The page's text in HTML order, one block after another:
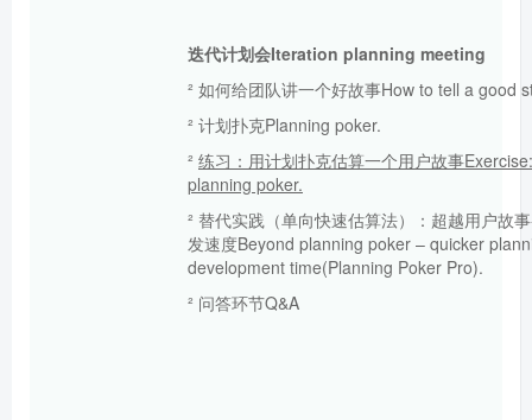
迭代计划会Iteration planning meeting
² 如何给团队讲一个好故事How to tell a good
² 计划扑克Planning poker.
² 练习：用计划扑克估算一个用户故事
planning poker.
² 替代实践（单向快速估算法）：超越用户故
发速度Beyond planning poker – quicker
development time(Planning Poker Pro).
² 问答环节Q&A